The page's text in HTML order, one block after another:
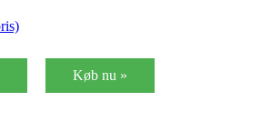
Køb nu »